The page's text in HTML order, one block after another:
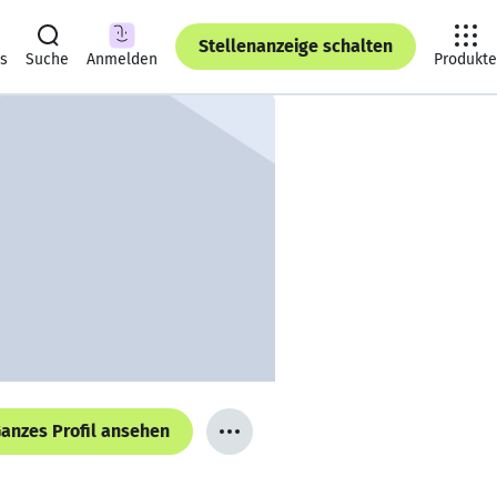
Suche Anmelden
Stellenanzeige schalten
Produkte
Profil ansehen